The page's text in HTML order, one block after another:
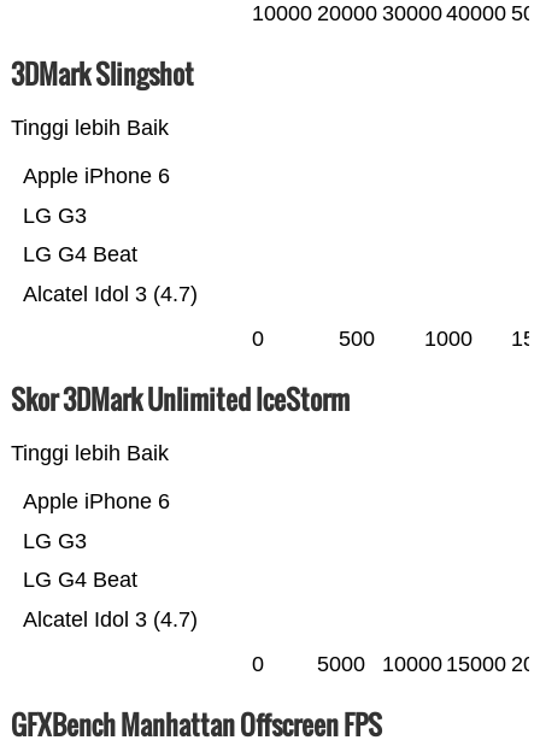
10000 20000 3000040000
3DMark Slingshot
Tinggi lebih Baik
Alcatel Idol 3 (4.7)
LG G4 Beat
LG G3
Apple iPhone 6
0 500 1000
Skor 3DMark Unlimited IceStorm
Tinggi lebih Baik
Alcatel Idol 3 (4.7)
LG G4 Beat
LG G3
Apple iPhone 6
0 5000 10000 15000
GFXBench Manhattan Offscreen FPS